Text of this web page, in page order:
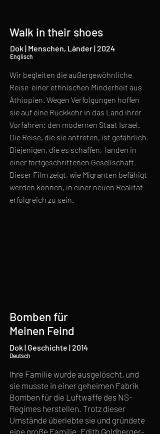
Walk in their shoes
Dok | Menschen, Länder | 2024
Englisch
Wir begleiten die außergewöhnliche
Reise einer ethnischen Minderheit aus
Äthiopien. Wegen Verfolgungen hoffen
sie auf eine Rückkehr in das Land ihrer
Vorfahren: den modernen Staat Israel.
Die Reise, die sie antreten, ist gefährlich.
Diejenigen, die es schaffen, landen in
einer fortgeschrittenen Gesellschaft.
Dieser Film zeigt, wie Migranten befähigt
werden können, in einer neuen Realität
erfolgreich zu sein.
Bomben für
Meinen Feind
Dok | Geschichte | 2014
Deutsch
Ihre Familie wurde ausgelöscht, und
sie musste in einer geheimen Fabrik
Bomben für die Luftwaffe des NS-
Regimes herstellen. Trotz dieser
Umstände überlebte sie und gründete
eine große Familie. Edith Goldberger-